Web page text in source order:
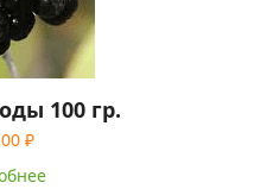
100 гр.
₽